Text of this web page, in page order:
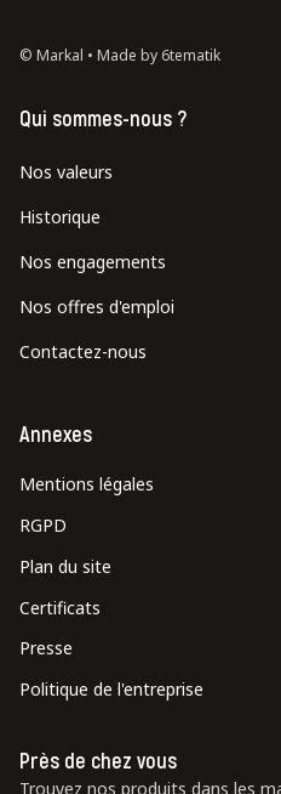
© Markal • Made by 6tematik
Qui sommes-nous ?
Nos valeurs
Historique
Nos engagements
Nos offres d'emploi
Contactez-nous
Annexes
Mentions légales
RGPD
Plan du site
Certificats
Presse
Politique de l'entreprise
Près de chez vous
Trouvez nos produits dans les